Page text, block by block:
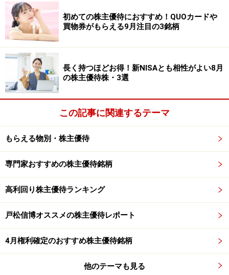
（ダイヤモンド社）で連載中。
※紹介している内容は、2026年1月7日に収録した動画か
ら一部抜粋し編集したもので、掲載内容は収録時点のも
のです。最新の情報および詳細については、各社の公式
Webサイトでご確認ください。また、内容に関しては万
全を期していますが、情報の正確性および安全性、利用
者にとっての有用性を保証するものではありません。投
資の判断は、ご自身の責任で行ってください。
本記事の内容は一般的な情報提供を目的としており、特定の金融
投資や資産運用に関する最終的なご判断はご自身の責任において
行ってください。
掲載情報の正確性・完全性については十分に配慮しております
が、その内容を保証するものではなく、これに基づく損失・損害
などについて当社は一切の責任を負いません。
最新の情報や詳細については、必ず各金融機関やサービス提供者
の公式情報をご確認ください。
【編集部からのお知らせ】
初めての株主優待におすすめ！QUOカードや
買物券がもらえる9月注目の3銘柄
長く持つほどお得！新NISAとも相性がよい8月
の株主優待株・3選
この記事に関連するテーマ
もらえる物別・株主優待
専門家おすすめの株主優待銘柄
高利回り株主優待ランキング
戸松信博オススメの株主優待レポート
4月権利確定のおすすめ株主優待銘柄
他のテーマも見る